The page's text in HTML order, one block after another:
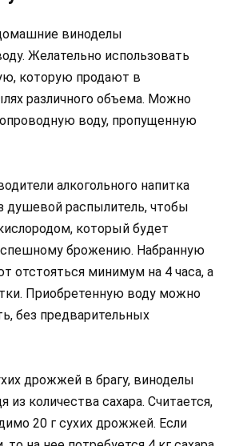
виноделы
Желательно использовать
которую продают в
различного объема. Можно
воду, пропущенную
алкогольного напитка
душевой распылитель, чтобы
который будет
брожению. Набранную
отстояться минимум на 4 часа, а
Приобретенную воду можно
без предварительных
дрожжей в брагу, виноделы
из количества сахара. Считается,
20 г сухих дрожжей. Если